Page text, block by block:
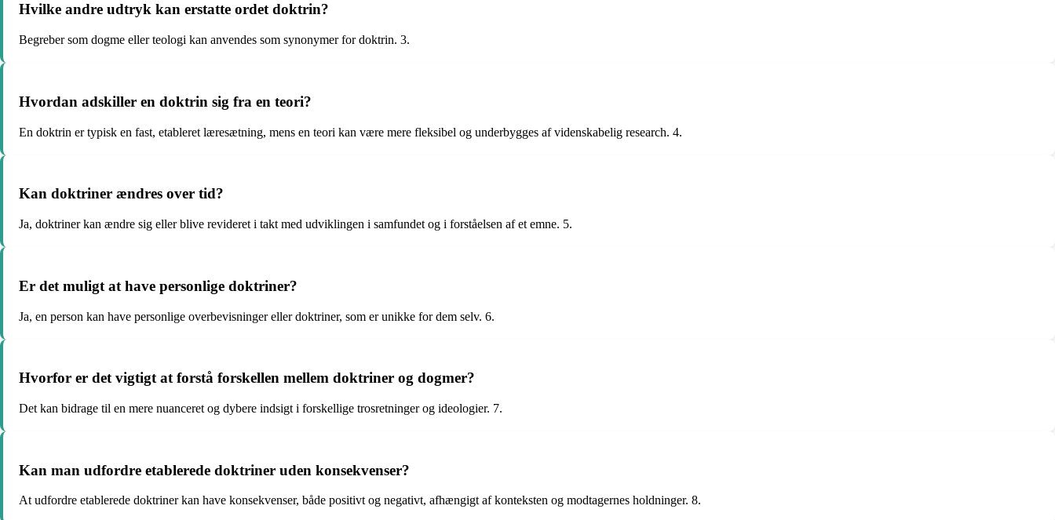
Hvilke andre udtryk kan erstatte ordet doktrin?
Begreber som dogme eller teologi kan anvendes som synonymer for doktrin. 3.
Hvordan adskiller en doktrin sig fra en teori?
En doktrin er typisk en fast, etableret læresætning, mens en teori kan være mere fleksibel og underbygges af videnskabelig research. 4.
Kan doktriner ændres over tid?
Ja, doktriner kan ændre sig eller blive revideret i takt med udviklingen i samfundet og i forståelsen af et emne. 5.
Er det muligt at have personlige doktriner?
Ja, en person kan have personlige overbevisninger eller doktriner, som er unikke for dem selv. 6.
Hvorfor er det vigtigt at forstå forskellen mellem doktriner og dogmer?
Det kan bidrage til en mere nuanceret og dybere indsigt i forskellige trosretninger og ideologier. 7.
Kan man udfordre etablerede doktriner uden konsekvenser?
At udfordre etablerede doktriner kan have konsekvenser, både positivt og negativt, afhængigt af konteksten og modtagernes holdninger. 8.